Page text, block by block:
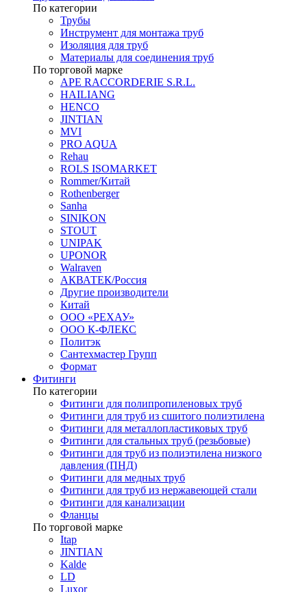
По категории
Трубы
Инструмент для монтажа труб
Изоляция для труб
Материалы для соединения труб
По торговой марке
APE RACCORDERIE S.R.L.
HAILIANG
HENCO
JINTIAN
MVI
PRO AQUA
Rehau
ROLS ISOMARKET
Rommer/Китай
Rothenberger
Sanha
SINIKON
STOUT
UNIPAK
UPONOR
Walraven
АКВАТЕК/Россия
Другие производители
Китай
ООО «РЕХАУ»
ООО К-ФЛЕКС
Политэк
Сантехмастер Групп
Формат
Фитинги
По категории
Фитинги для полипропиленовых труб
Фитинги для труб из сшитого полиэтилена
Фитинги для металлопластиковых труб
Фитинги для стальных труб (резьбовые)
Фитинги для труб из полиэтилена низкого
давления (ПНД)
Фитинги для медных труб
Фитинги для труб из нержавеющей стали
Фитинги для канализации
Фланцы
По торговой марке
Itap
JINTIAN
Kalde
LD
Luxor